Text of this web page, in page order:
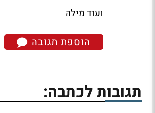
ועוד מילה
הוספת תגובה
תגובות לכתבה: